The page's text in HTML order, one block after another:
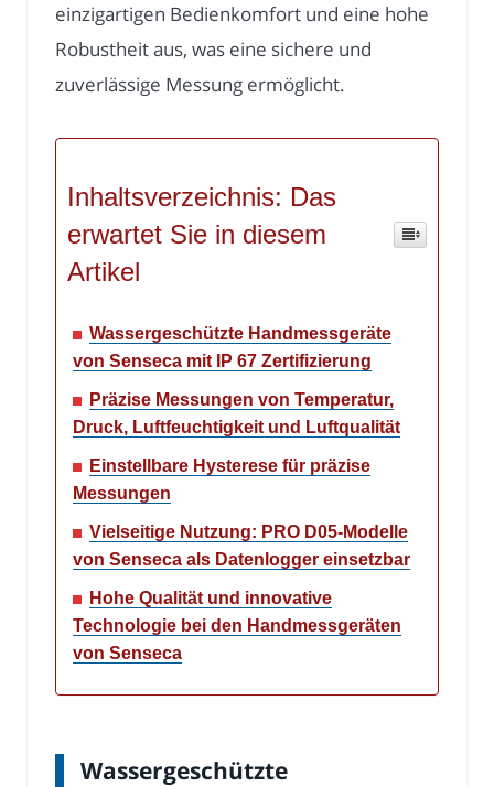
einzigartigen Bedienkomfort und eine hohe
Robustheit aus, was eine sichere und
zuverlässige Messung ermöglicht.
Inhaltsverzeichnis: Das
erwartet Sie in diesem
Artikel
Wassergeschützte Handmessgeräte
von Senseca mit IP 67 Zertifizierung
Präzise Messungen von Temperatur,
Druck, Luftfeuchtigkeit und Luftqualität
Einstellbare Hysterese für präzise
Messungen
Vielseitige Nutzung: PRO D05-Modelle
von Senseca als Datenlogger einsetzbar
Hohe Qualität und innovative
Technologie bei den Handmessgeräten
von Senseca
Wassergeschützte